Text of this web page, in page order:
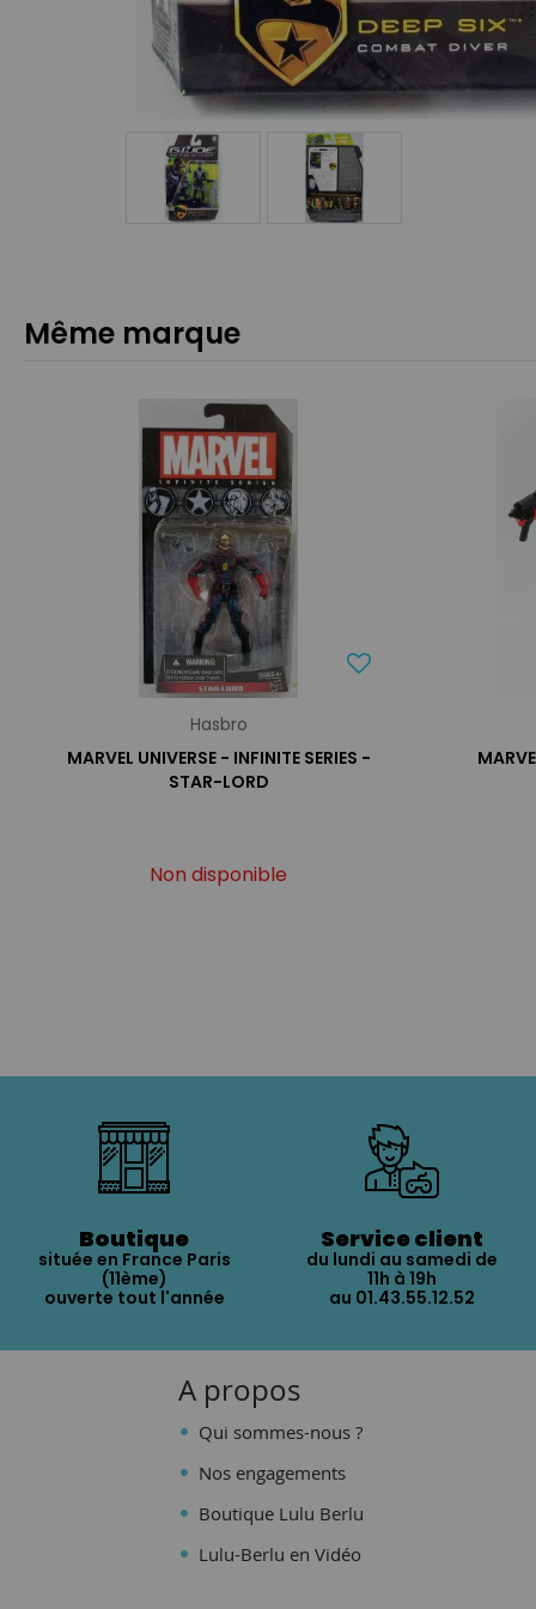
Même marque
Hasbro
MARVEL UNIVERSE - INFINITE SERIES -
STAR-LORD
Non disponible
Boutique
située en France Paris
(11ème)
ouverte tout l'année
Service client
du lundi au samedi de
11h à 19h
au 01.43.55.12.52
A propos
Qui sommes-nous ?
Nos engagements
Boutique Lulu Berlu
Lulu-Berlu en Vidéo